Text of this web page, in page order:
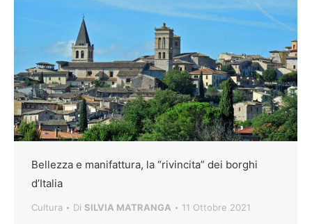
Bellezza e manifattura, la “rivincita” dei borghi
d’Italia
Cultura Di SILVIA MATRANGA 11 Ottobre 2021